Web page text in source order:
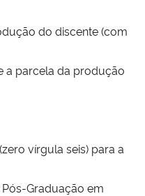
do discente (com
a parcela da produção
vírgula seis) para a
Graduação em